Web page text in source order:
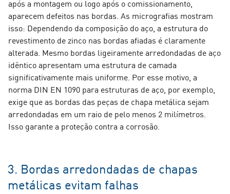
após a montagem ou logo após o comissionamento,
aparecem defeitos nas bordas. As micrografias mostram
isso: Dependendo da composição do aço, a estrutura do
revestimento de zinco nas bordas afiadas é claramente
alterada. Mesmo bordas ligeiramente arredondadas de aço
idêntico apresentam uma estrutura de camada
significativamente mais uniforme. Por esse motivo, a
norma DIN EN 1090 para estruturas de aço, por exemplo,
exige que as bordas das peças de chapa metálica sejam
arredondadas em um raio de pelo menos 2 milímetros.
Isso garante a proteção contra a corrosão.
3. Bordas arredondadas de chapas
metálicas evitam falhas